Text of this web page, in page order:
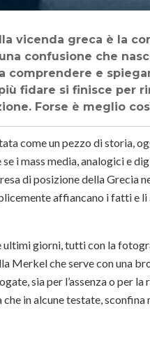
confusione che
comprendere e
fidare si finisce per
Forse è meglio
come un pezzo di storia,
i mass media, analogici e
di posizione della Grecia
affiancano i fatti e li
ultimi giorni, tutti con la
Merkel che serve con una
sia per l’assenza o per
in alcune testate, sconfina